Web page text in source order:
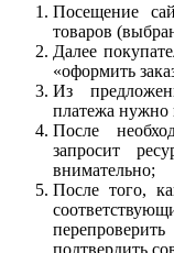
Посещение
товаров
Далее
«оформить
Из
платежа нужно
После
запросит
внимательно;
После того,
подтвердить